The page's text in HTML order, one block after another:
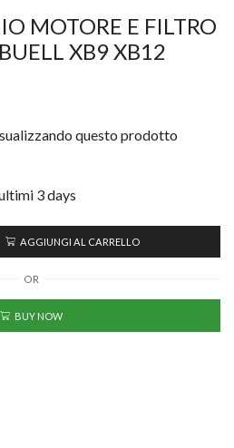
MOTORE E FILTRO
XB9 XB12
questo prodotto
3 days
AGGIUNGI AL CARRELLO
OR
BUY NOW